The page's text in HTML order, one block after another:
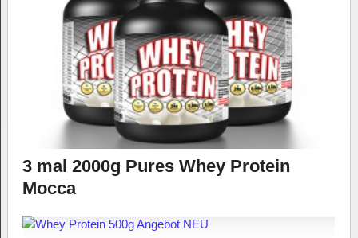
3 mal 2000g Pures Whey Protein
Mocca